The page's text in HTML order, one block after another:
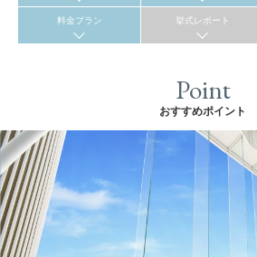
料金プラン 挙式レポート
Point
おすすめポイント